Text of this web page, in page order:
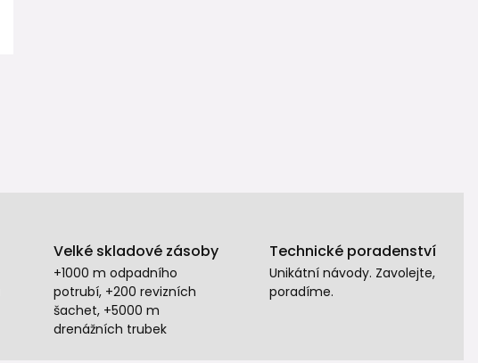
Velké skladové zásoby
+1000 m odpadního
potrubí, +200 revizních
šachet, +5000 m
drenážních trubek
Technické poradenství
Unikátní návody. Zavolejte,
poradíme.